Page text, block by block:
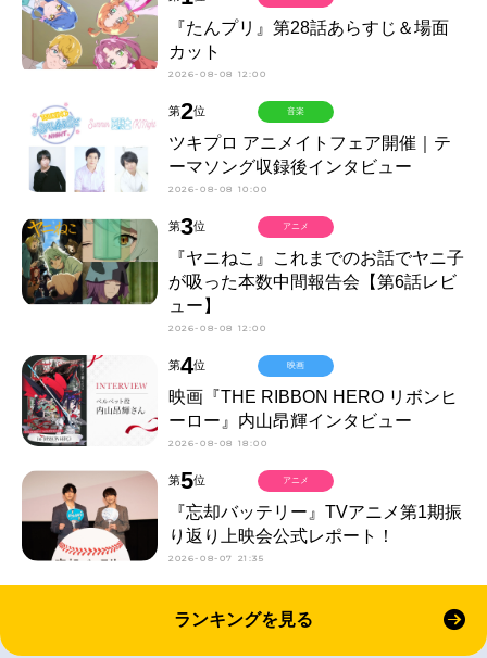
『たんプリ』第28話あらすじ＆場面
カット
2026-08-08 12:00
第2位
ツキプロ アニメイトフェア開催｜テ
ーマソング収録後インタビュー
2026-08-08 10:00
音楽
第3位
『ヤニねこ』これまでのお話でヤニ子
が吸った本数中間報告会【第6話レビ
ュー】
2026-08-08 12:00
アニメ
第4位
映画『THE RIBBON HERO リボンヒ
ーロー』内山昂輝インタビュー
2026-08-08 18:00
映画
第5位
『忘却バッテリー』TVアニメ第1期振
り返り上映会公式レポート！
2026-08-07 21:35
アニメ
ランキングを見る